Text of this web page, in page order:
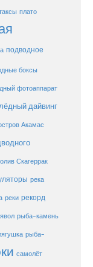
плато
подводное
боксы
фотоаппарат
дайвинг
Акамас
Скагеррак
река
реки рекорд
рыба-камень
рыба-
самолёт